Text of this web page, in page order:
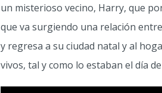
un misterioso vecino, Harry, que
que va surgiendo una relación
y regresa a su ciudad natal y al
vivos, tal y como lo estaban el día